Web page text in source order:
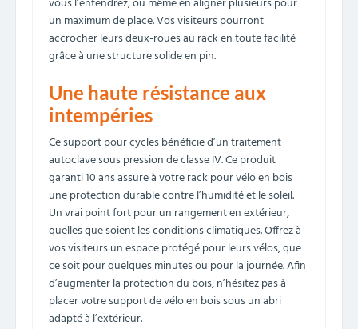
un maximum de place. Vos visiteurs pourront
accrocher leurs deux-roues au rack en toute facilité
grâce à une structure solide en pin.
Une haute résistance aux
intempéries
Ce support pour cycles bénéficie d’un traitement
autoclave sous pression de classe IV. Ce produit
garanti 10 ans assure à votre rack pour vélo en bois
une protection durable contre l’humidité et le soleil.
Un vrai point fort pour un rangement en extérieur,
quelles que soient les conditions climatiques. Offrez à
vos visiteurs un espace protégé pour leurs vélos, que
ce soit pour quelques minutes ou pour la journée. Afin
d’augmenter la protection du bois, n’hésitez pas à
placer votre support de vélo en bois sous un abri
adapté à l’extérieur.